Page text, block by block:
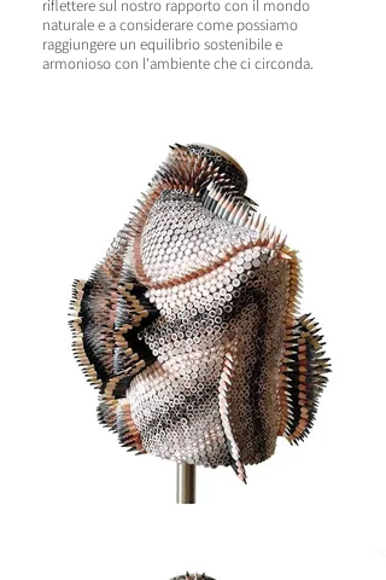
riflettere sul nostro rapporto con il mondo
naturale e a considerare come possiamo
raggiungere un equilibrio sostenibile e
armonioso con l'ambiente che ci circonda.